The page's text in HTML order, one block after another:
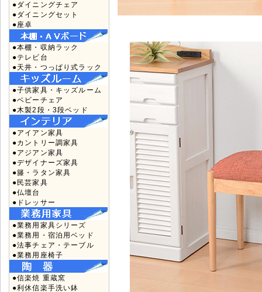
●ダイニングチェア
●ダイニングセット
●座卓
●本棚・収納ラック
●テレビ台
●天井・つっぱり式ラック
●子供家具・キッズルーム
●ベビーチェア
●木製2段・3段ベッド
●アイアン家具
●カントリー調家具
●アジアン家具
●デザイナーズ家具
●籐・ラタン家具
●民芸家具
●仏壇台
●ドレッサー
●業務用家具シリーズ
●業務用・宿泊用ベッド
●法事チェア・テーブル
●業務用座椅子
●信楽焼 重蔵窯
●利休信楽手洗い鉢